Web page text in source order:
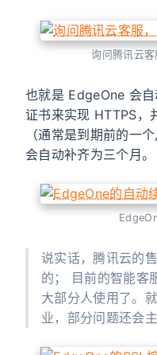
询问腾讯云
也就是 EdgeOne 会
证书来实现 HTTPS，
（通常是到期前的一
会自动补齐为三个月。
说实话，腾讯云的
的； 目前的智能客
大部分人使用了。
业，部分问题还会